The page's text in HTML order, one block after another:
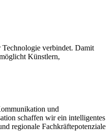
verbindet. Damit
Künstlern,
und
schaffen wir ein intelligentes
regionale Fachkräftepotenziale